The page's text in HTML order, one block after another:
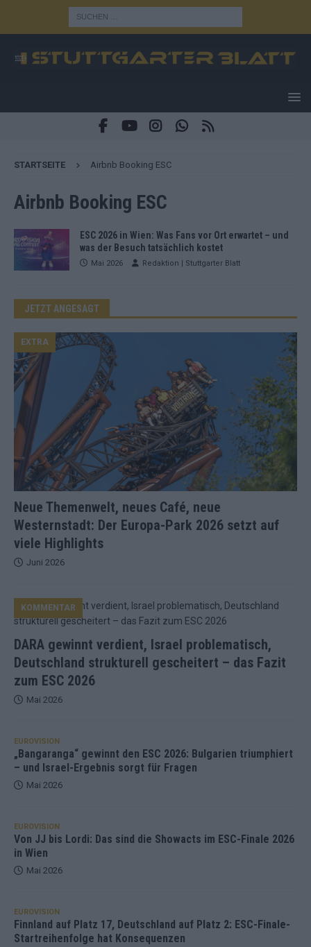
STARTSEITE Airbnb Booking ESC
Airbnb Booking ESC
ESC 2026 in Wien: Was Fans vor Ort erwartet – und
was der Besuch tatsächlich kostet
Mai 2026 Redaktion | Stuttgarter Blatt
JETZT ANGESAGT
Neue Themenwelt, neues Café, neue
Westernstadt: Der Europa-Park 2026 setzt auf
viele Highlights
EXTRA
Juni 2026
DARA gewinnt verdient, Israel problematisch,
Deutschland strukturell gescheitert – das Fazit
zum ESC 2026
KOMMENTAR
Mai 2026
EUROVISION
„Bangaranga“ gewinnt den ESC 2026: Bulgarien triumphiert
– und Israel-Ergebnis sorgt für Fragen
Mai 2026
EUROVISION
Von JJ bis Lordi: Das sind die Showacts im ESC-Finale 2026
in Wien
Mai 2026
EUROVISION
Finnland auf Platz 17, Deutschland auf Platz 2: ESC-Finale-
Startreihenfolge hat Konsequenzen